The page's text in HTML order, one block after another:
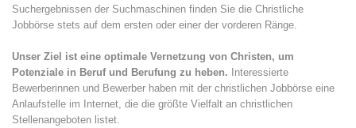
Suchergebnissen der Suchmaschinen finden Sie die Christliche
Jobbörse stets auf dem ersten oder einer der vorderen Ränge.
Unser Ziel ist eine optimale Vernetzung von Christen, um
Potenziale in Beruf und Berufung zu heben. Interessierte
Bewerberinnen und Bewerber haben mit der christlichen Jobbörse eine
Anlaufstelle im Internet, die die größte Vielfalt an christlichen
Stellenangeboten listet.